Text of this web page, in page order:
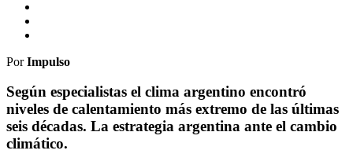
PorImpulso
Según especialistas el clima argentino encontró
niveles de calentamiento más extremo de las últimas
seis décadas. La estrategia argentina ante el cambio
climático.